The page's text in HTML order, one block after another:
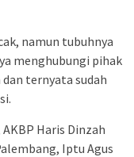
namun tubuhnya
menghubungi pihak
ternyata sudah
Haris Dinzah
Iptu Agus